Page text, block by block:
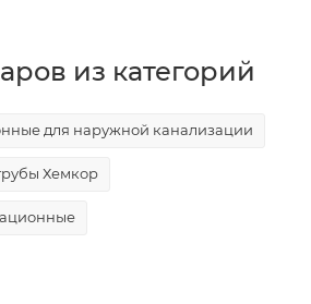
из категорий
для наружной канализации
Хемкор